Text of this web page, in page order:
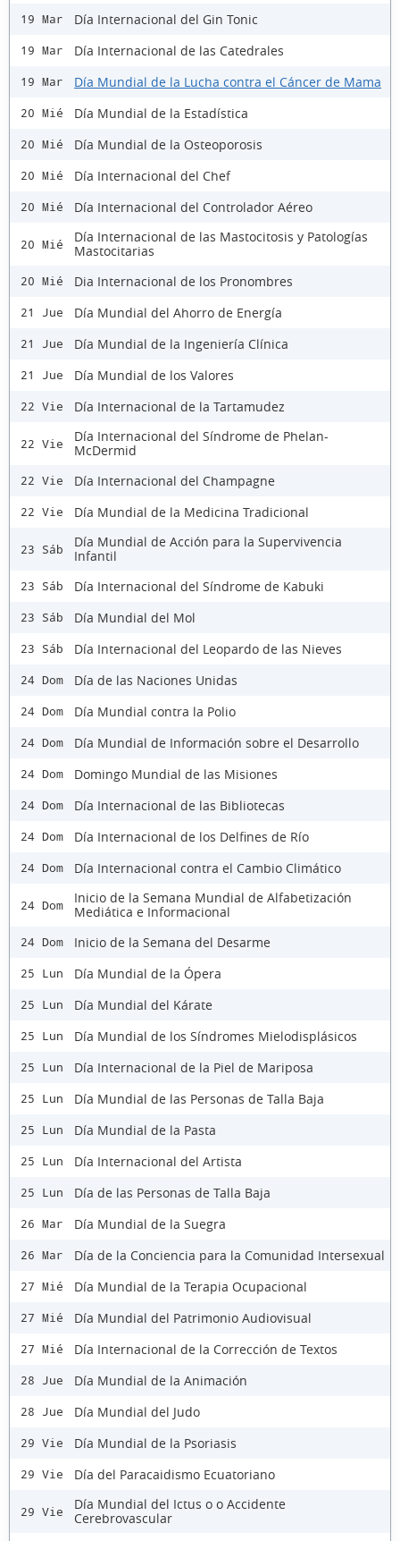
19 Mar Día Internacional del Gin Tonic
19 Mar Día Internacional de las Catedrales
19 Mar Día Mundial de la Lucha contra el Cáncer de Mama
20 Mié Día Mundial de la Estadística
20 Mié Día Mundial de la Osteoporosis
20 Mié Día Internacional del Chef
20 Mié Día Internacional del Controlador Aéreo
20 Mié
Día Internacional de las Mastocitosis y Patologías
Mastocitarias
20 Mié Dia Internacional de los Pronombres
21 Jue Día Mundial del Ahorro de Energía
21 Jue Día Mundial de la Ingeniería Clínica
21 Jue Día Mundial de los Valores
22 Vie Día Internacional de la Tartamudez
22 Vie
Día Internacional del Síndrome de Phelan-
McDermid
22 Vie Día Internacional del Champagne
22 Vie Día Mundial de la Medicina Tradicional
23 Sáb
Día Mundial de Acción para la Supervivencia
Infantil
23 Sáb Día Internacional del Síndrome de Kabuki
23 Sáb Día Mundial del Mol
23 Sáb Día Internacional del Leopardo de las Nieves
24 Dom Día de las Naciones Unidas
24 Dom Día Mundial contra la Polio
24 Dom Día Mundial de Información sobre el Desarrollo
24 Dom Domingo Mundial de las Misiones
24 Dom Día Internacional de las Bibliotecas
24 Dom Día Internacional de los Delfines de Río
24 Dom Día Internacional contra el Cambio Climático
24 Dom
Inicio de la Semana Mundial de Alfabetización
Mediática e Informacional
24 Dom Inicio de la Semana del Desarme
25 Lun Día Mundial de la Ópera
25 Lun Día Mundial del Kárate
25 Lun Día Mundial de los Síndromes Mielodisplásicos
25 Lun Día Internacional de la Piel de Mariposa
25 Lun Día Mundial de las Personas de Talla Baja
25 Lun Día Mundial de la Pasta
25 Lun Día Internacional del Artista
25 Lun Día de las Personas de Talla Baja
26 Mar Día Mundial de la Suegra
26 Mar Día de la Conciencia para la Comunidad Intersexual
27 Mié Día Mundial de la Terapia Ocupacional
27 Mié Día Mundial del Patrimonio Audiovisual
27 Mié Día Internacional de la Corrección de Textos
28 Jue Día Mundial de la Animación
28 Jue Día Mundial del Judo
29 Vie Día Mundial de la Psoriasis
29 Vie Día del Paracaidismo Ecuatoriano
29 Vie
Día Mundial del Ictus o o Accidente
Cerebrovascular